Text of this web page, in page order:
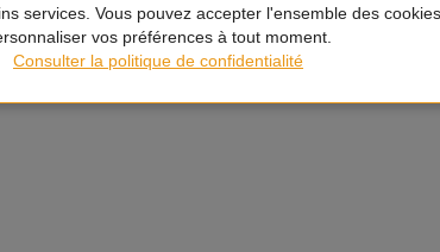
services. Vous pouvez accepter l'ensemble des
vos préférences à tout moment.
Consulter la politique de confidentialité